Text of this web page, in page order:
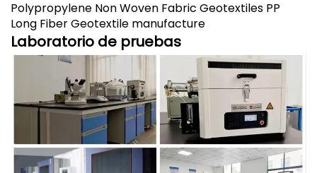
Laboratorio de pruebas